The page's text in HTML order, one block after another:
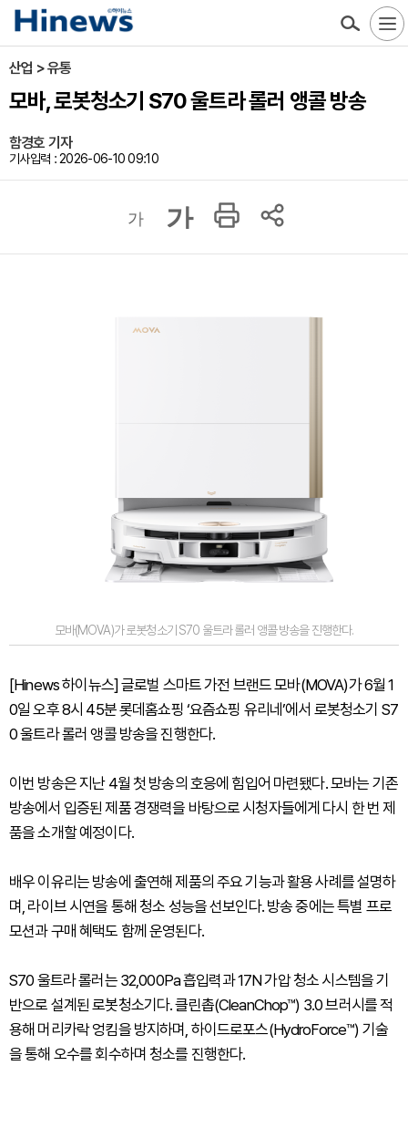
산업 > 유통
모바, 로봇청소기 S70 울트라 롤러 앵콜 방송
함경호 기자
기사입력 : 2026-06-10 09:10
가 가
모바(MOVA)가 로봇청소기 S70 울트라 롤러 앵콜 방송을 진행한다.
[Hinews 하이뉴스] 글로벌 스마트 가전 브랜드 모바(MOVA)가 6월 1
0일 오후 8시 45분 롯데홈쇼핑 ‘요즘쇼핑 유리네’에서 로봇청소기 S7
0 울트라 롤러 앵콜 방송을 진행한다.
이번 방송은 지난 4월 첫 방송의 호응에 힘입어 마련됐다. 모바는 기존
방송에서 입증된 제품 경쟁력을 바탕으로 시청자들에게 다시 한 번 제
품을 소개할 예정이다.
배우 이유리는 방송에 출연해 제품의 주요 기능과 활용 사례를 설명하
며, 라이브 시연을 통해 청소 성능을 선보인다. 방송 중에는 특별 프로
모션과 구매 혜택도 함께 운영된다.
S70 울트라 롤러는 32,000Pa 흡입력과 17N 가압 청소 시스템을 기
반으로 설계된 로봇청소기다. 클린촙(CleanChop™) 3.0 브러시를 적
용해 머리카락 엉킴을 방지하며, 하이드로포스(HydroForce™) 기술
을 통해 오수를 회수하며 청소를 진행한다.